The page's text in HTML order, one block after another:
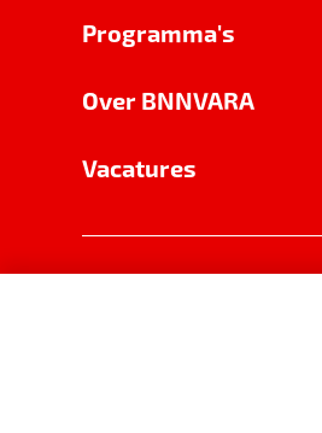
Programma's
Over BNNVARA
Vacatures
Cookie-